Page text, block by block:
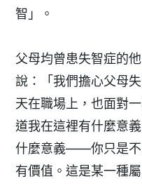
智」。
父母均曾患失智症的
說：「我們擔心父母
天在職場上，也面對
道我在這裡有什麼意
什麼意義——你只是不
有價值。這是某一種屬